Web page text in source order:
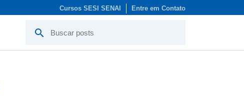
Cursos SESI SENAI Entre em Contato
search